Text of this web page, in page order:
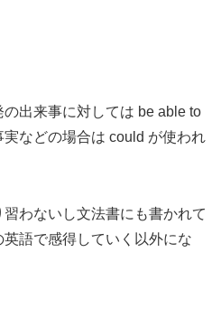
の出来事に対しては be able to
などの場合は could が使われ
わないし文法書にも書かれて
語で感得していく以外にな